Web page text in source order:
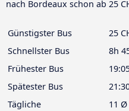
nach Bordeaux schon ab 25
Günstigster Bus
25
Schnellster Bus
8h
Frühester Bus
Spätester Bus
Tägliche
11 Ø